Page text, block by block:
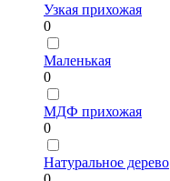
Узкая прихожая
0
Маленькая
0
МДФ прихожая
0
Натуральное дерево